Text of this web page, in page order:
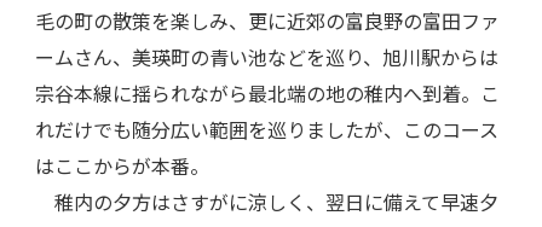
毛の町の散策を楽しみ、更に近郊の富良野の富田ファ
ームさん、美瑛町の青い池などを巡り、旭川駅からは
宗谷本線に揺られながら最北端の地の稚内へ到着。こ
れだけでも随分広い範囲を巡りましたが、このコース
はここからが本番。
稚内の夕方はさすがに涼しく、翌日に備えて早速夕